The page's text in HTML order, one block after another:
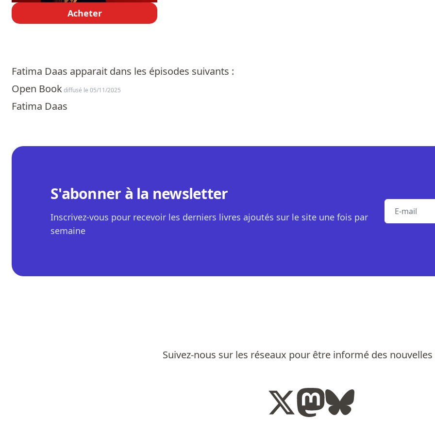
Acheter
Fatima Daas apparait dans les épisodes suivants :
Open Bookdiffusé le 05/11/2025
Fatima Daas
S'abonner à la newsletter
Inscrivez-vous pour recevoir les derniers livres ajoutés sur le site une fois par
semaine
E-mail
Suivez-nous sur les réseaux pour être informé des